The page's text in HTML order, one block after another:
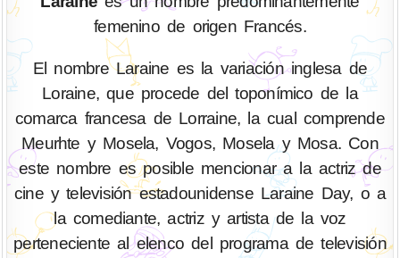
femenino de origen Francés.
El nombre Laraine es la variación inglesa de
Loraine, que procede del toponímico de la
comarca francesa de Lorraine, la cual comprende
Meurhte y Mosela, Vogos, Mosela y Mosa. Con
este nombre es posible mencionar a la actriz de
cine y televisión estadounidense Laraine Day, o a
la comediante, actriz y artista de la voz
perteneciente al elenco del programa de televisión